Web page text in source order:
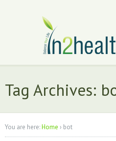
Tag Archives:
You are here:Home › bot